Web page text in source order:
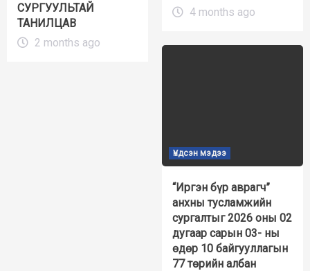
СУРГУУЛЬТАЙ
ТАНИЛЦАВ
2 months ago
4 months ago
Үндсэн мэдээ
“Иргэн бүр аврагч”
анхны тусламжийн
сургалтыг 2026 оны 02
дугаар сарын 03- ны
өдөр 10 байгууллагын
77 төрийн албан